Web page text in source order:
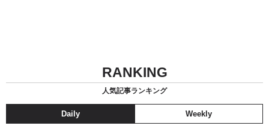
RANKING
人気記事ランキング
Daily Weekly